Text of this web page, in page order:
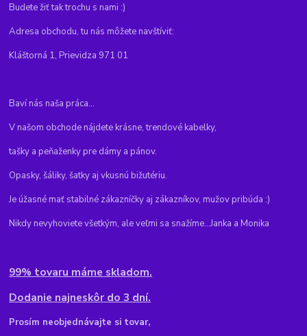
Budete žiť tak trochu s nami :)
Adresa obchodu, tu nás môžete navštíviť:
Kláštorná 1, Prievidza 971 01
Baví nás naša práca...
V našom obchode nájdete krásne, trendové kabelky,
tašky a peňaženky pre dámy a pánov.
Opasky, šáliky, šatky aj vkusnú bižutériu.
Je úžasné mať stabilné zákazníčky aj zákazníkov, mužov pribúda :)
Nikdy nevyhoviete všetkým, ale veľmi sa snažíme...Janka a Monika
99% tovaru máme skladom.
Dodanie najneskôr do 3 dní.
Prosím neobjednávajte si tovar,